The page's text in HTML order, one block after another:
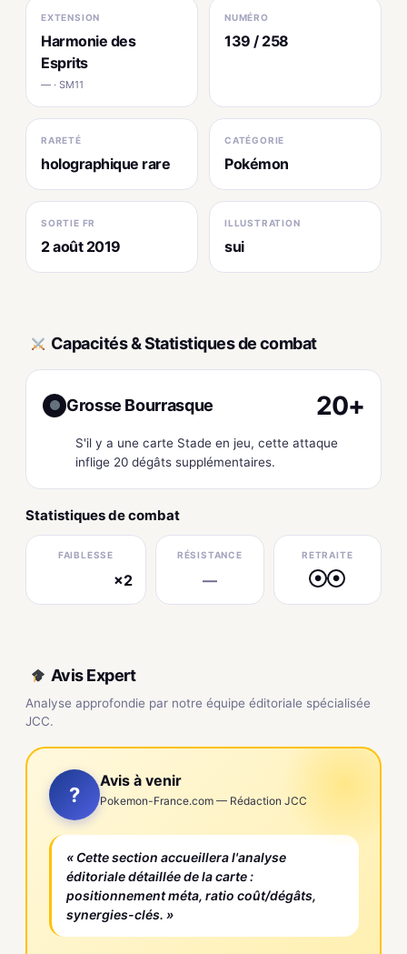
EXTENSION
Harmonie des
Esprits
— · SM11
NUMÉRO
139 / 258
RARETÉ
holographique rare
CATÉGORIE
Pokémon
SORTIE FR
2 août 2019
ILLUSTRATION
sui
Capacités & Statistiques de combat
Grosse Bourrasque 20+
S'il y a une carte Stade en jeu, cette attaque
inflige 20 dégâts supplémentaires.
Statistiques de combat
FAIBLESSE
×2
RÉSISTANCE
—
RETRAITE
● ●
Avis Expert
Analyse approfondie par notre équipe éditoriale spécialisée
JCC.
?
Avis à venir
Pokemon-France.com — Rédaction JCC
« Cette section accueillera l'analyse
éditoriale détaillée de la carte :
positionnement méta, ratio coût/dégâts,
synergies-clés. »